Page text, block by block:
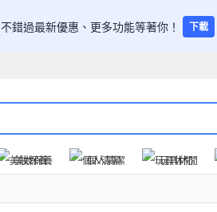
不錯過最新優惠、更多功能等著你！ 下載
美妝保養 個人清潔 玩具休閒